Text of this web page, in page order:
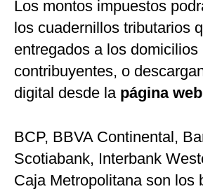
Los montos impuestos
los cuadernillos tributarios
entregados a los domicilios
contribuyentes, o
digital desde la página
BCP, BBVA Continental,
Scotiabank, Interbank
Caja Metropolitana son los